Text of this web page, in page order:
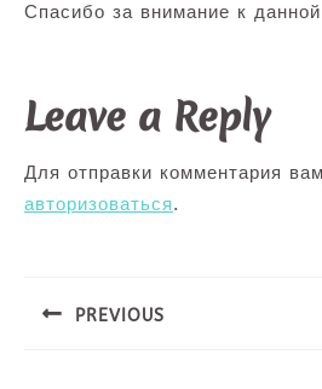
Спасибо за внимание к
Leave a Reply
Для отправки комментария
авторизоваться.
записям
PREVIOUS